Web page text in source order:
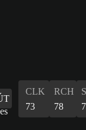
CLK
73
RCH
78